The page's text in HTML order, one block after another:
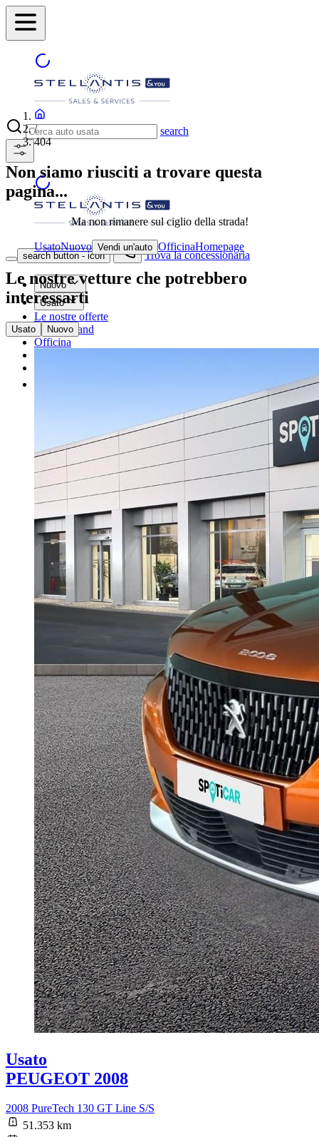
search
search button - icon Trova la concessionaria
Nuovo
Usato
Le nostre offerte
I nostri brand
Officina
/
404
Non siamo riusciti a trovare questa
pagina...
Ma non rimanere sul ciglio della strada!
UsatoNuovo Vendi un'auto OfficinaHomepage
Le nostre vetture che potrebbero
interessarti
Usato Nuovo
Usato
PEUGEOT 2008
2008 PureTech 130 GT Line S/S
51.353 km